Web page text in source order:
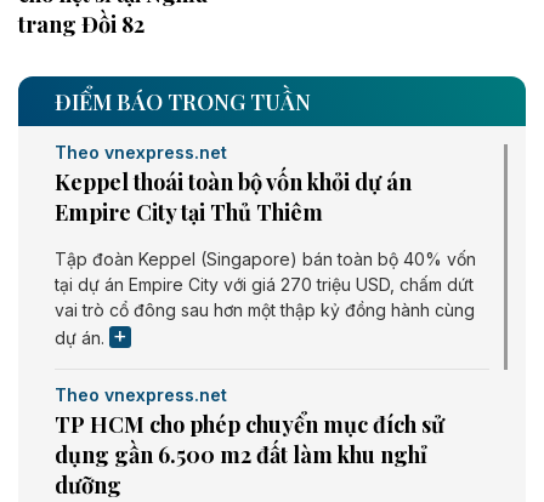
trang Đồi 82
ĐIỂM BÁO TRONG TUẦN
Theo vnexpress.net
Keppel thoái toàn bộ vốn khỏi dự án
Empire City tại Thủ Thiêm
Tập đoàn Keppel (Singapore) bán toàn bộ 40% vốn
tại dự án Empire City với giá 270 triệu USD, chấm dứt
vai trò cổ đông sau hơn một thập kỷ đồng hành cùng
dự án.
Theo vnexpress.net
TP HCM cho phép chuyển mục đích sử
dụng gần 6.500 m2 đất làm khu nghỉ
dưỡng